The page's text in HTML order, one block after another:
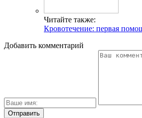
Читайте также:
Кровотечение: первая
Добавить комментарий